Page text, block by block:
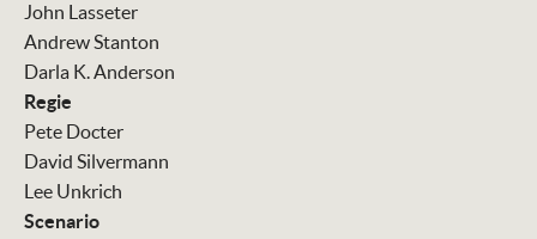
John Lasseter
Andrew Stanton
Darla K. Anderson
Regie
Pete Docter
David Silvermann
Lee Unkrich
Scenario